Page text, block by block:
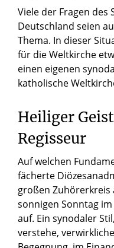
Viele der Fragen des
Deutschland seien
Thema. In dieser
für die Weltkirche
einen eigenen
katholische
Heiliger
Regisseur
Auf welchen
fächerte
großen Zuhörerkreis
sonnigen Sonntag
auf. Ein synodaler
verstehe,